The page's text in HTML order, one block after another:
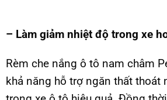
– Làm giảm nhiệt độ trong xe
Rèm che nắng ô tô nam châm
khả năng hỗ trợ ngăn thất thoát